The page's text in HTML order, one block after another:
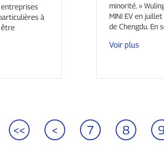
à
être
plus vendue
Uniquement
minorité. »
MINI EV en
de Chengdu. En
Voir plus
<< < 7 8